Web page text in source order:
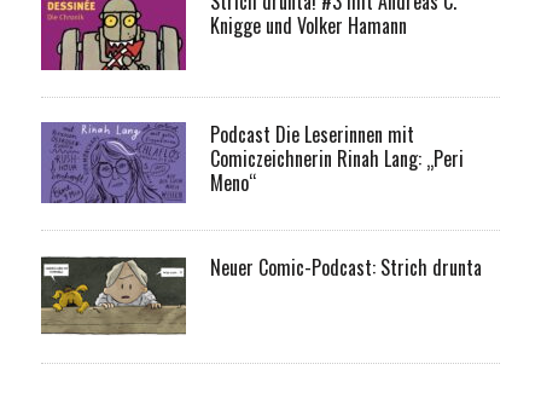
Knigge und Volker Hamann
Podcast Die Leserinnen mit
Comiczeichnerin Rinah Lang: „Peri
Meno“
Neuer Comic-Podcast: Strich drunta